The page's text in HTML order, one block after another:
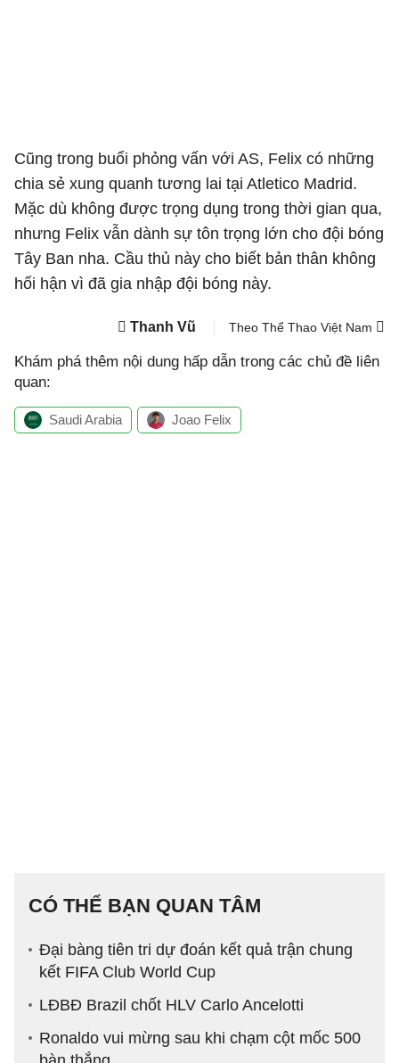
Cũng trong buổi phỏng vấn với AS, Felix có những
chia sẻ xung quanh tương lai tại Atletico Madrid.
Mặc dù không được trọng dụng trong thời gian qua,
nhưng Felix vẫn dành sự tôn trọng lớn cho đội bóng
Tây Ban nha. Cầu thủ này cho biết bản thân không
hối hận vì đã gia nhập đội bóng này.
Thanh Vũ Theo Thể Thao Việt Nam
Khám phá thêm nội dung hấp dẫn trong các chủ đề liên
quan:
Saudi Arabia Joao Felix
CÓ THỂ BẠN QUAN TÂM
Đại bàng tiên tri dự đoán kết quả trận chung
kết FIFA Club World Cup
LĐBĐ Brazil chốt HLV Carlo Ancelotti
Ronaldo vui mừng sau khi chạm cột mốc 500